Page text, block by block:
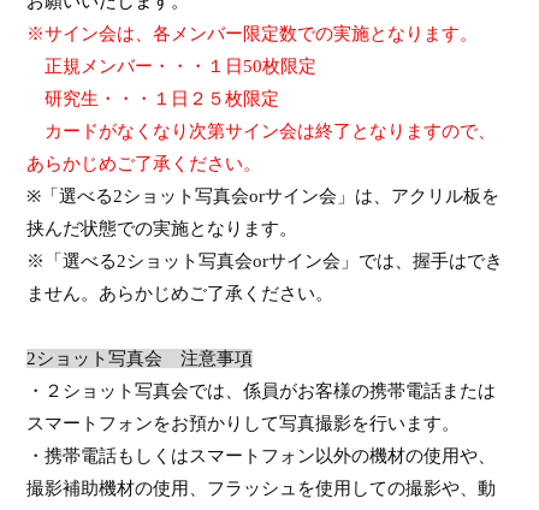
※サイン会は、各メンバー限定数での実施となります。
正規メンバー・・・１日50枚限定
研究生・・・１日２５枚限定
カードがなくなり次第サイン会は終了となりますので、
あらかじめご了承 ください。
※ 「選べる2ショット写真会orサイン会」は、アクリル板を
挟んだ状態での実施となります。
※「選べる2ショット写真会orサイン会」では、握手はでき
ません。あらかじめご了承ください。
2ショット写真会 注意事項
・２ショット写真会では、係員がお客様の携帯電話または
スマートフォンをお預かりして写真撮影を行います。
・携帯電話もしくはスマートフォン以外の機材の使用や、
撮影補助機材の使用、フラッシュを使用しての撮影や、動